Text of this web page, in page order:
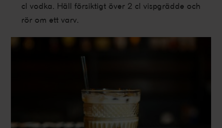
cl vodka. Häll försiktigt över 2 cl vispgrädde och
rör om ett varv.